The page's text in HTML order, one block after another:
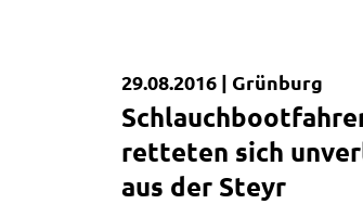
Kurzmeldung
29.08.2016 | Grünburg
retteten sich
aus der Steyr